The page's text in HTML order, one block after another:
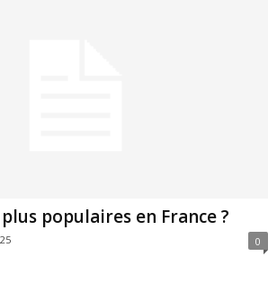
populaires en France ?
0